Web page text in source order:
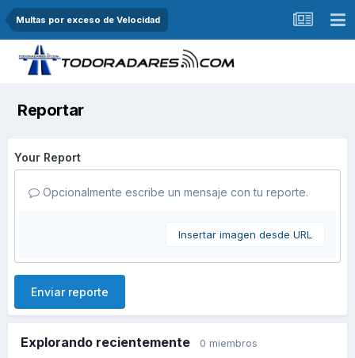
Multas por exceso de Velocidad
Reportar
Your Report
Opcionalmente escribe un mensaje con tu reporte.
Insertar imagen desde URL
Enviar reporte
Explorando recientemente 0 miembros